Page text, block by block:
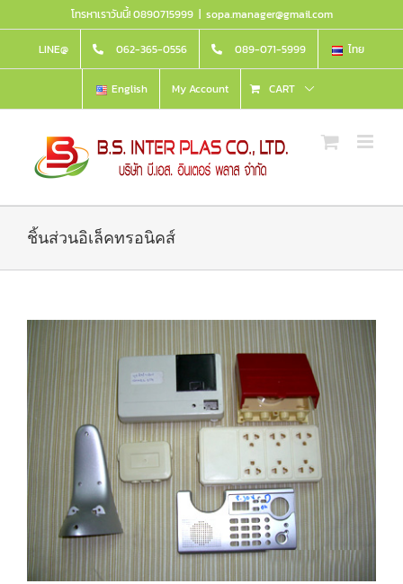
to
content
โทรหาเราวันนี้! 0890715999 | sopa.manager@gmail.com
LINE@ 062-365-0556 089-071-5999 ไทย
English My Account CART
ชิ้นส่วนอิเล็คทรอนิคส์